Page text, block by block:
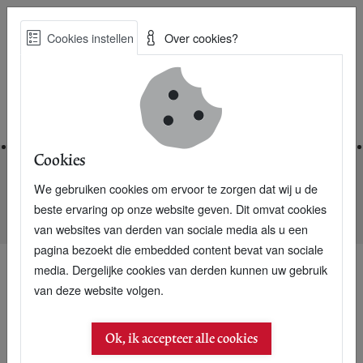
Skip
Best Practices voor een duurzame toekomst
Nieuwsarchief
De enige TH met duurzaamheid als voltijdsopleiding
24 november 2004
De enige TH met
Cookies instellen Over cookies?
Cookies
We gebruiken cookies om ervoor te zorgen dat wij u de
beste ervaring op onze website geven. Dit omvat cookies
van websites van derden van sociale media als u een
pagina bezoekt die embedded content bevat van sociale
media. Dergelijke cookies van derden kunnen uw gebruik
van deze website volgen.
Ok, ik accepteer alle cookies